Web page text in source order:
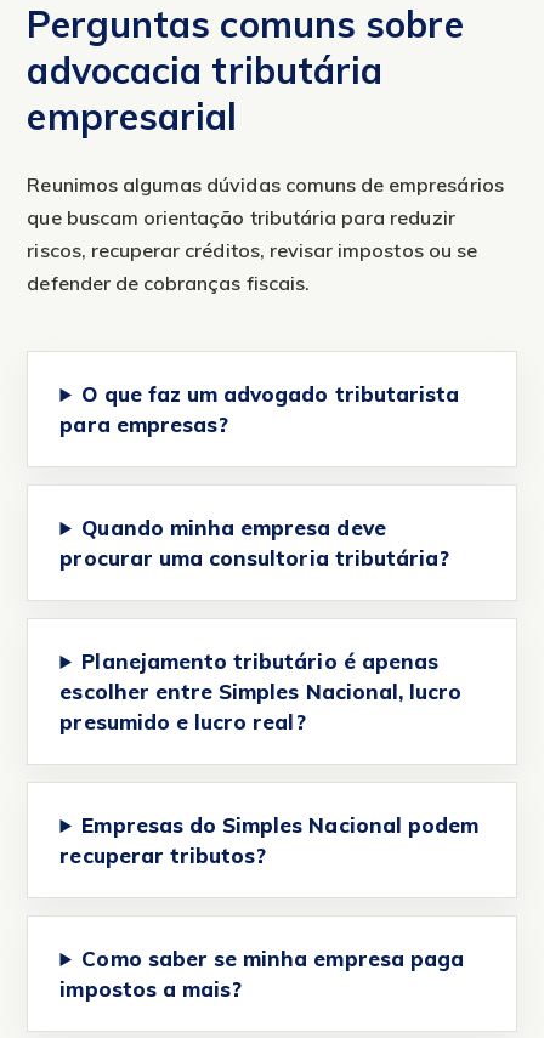
Perguntas comuns sobre
advocacia tributária
empresarial
Reunimos algumas dúvidas comuns de empresários
que buscam orientação tributária para reduzir
riscos, recuperar créditos, revisar impostos ou se
defender de cobranças fiscais.
O que faz um advogado tributarista
para empresas?
Quando minha empresa deve
procurar uma consultoria tributária?
Planejamento tributário é apenas
escolher entre Simples Nacional, lucro
presumido e lucro real?
Empresas do Simples Nacional podem
recuperar tributos?
Como saber se minha empresa paga
impostos a mais?